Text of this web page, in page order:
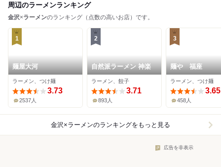
周辺のラーメンランキング
金沢×ラーメンのランキング（点数の高いお店）です。
1
麺屋大河
ラーメン、つけ麺
3.73
2537人
2
自然派ラーメン 神楽
ラーメン、餃子
3.71
893人
3
麺や 福座
ラーメン、つけ麺
3.65
458人
金沢×ラーメンのランキングをもっと見る
広告を非表示